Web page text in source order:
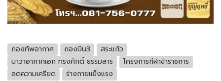
กองทัพอากาศ กองบิน3
สระแก้ว
นาวาอากาศเอก ทรงศักดิ์ ธรรมสาร
โครงการกีฬาข้าราชการ
ลดความเครียด
ร่างกายแข็งแรง